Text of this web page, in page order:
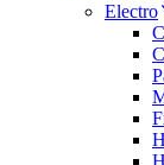
Electro